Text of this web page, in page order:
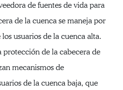
de fuentes de vida para
de la cuenca se maneja por
usuarios de la cuenca alta.
de la cabecera de
mecanismos de
de la cuenca baja, que